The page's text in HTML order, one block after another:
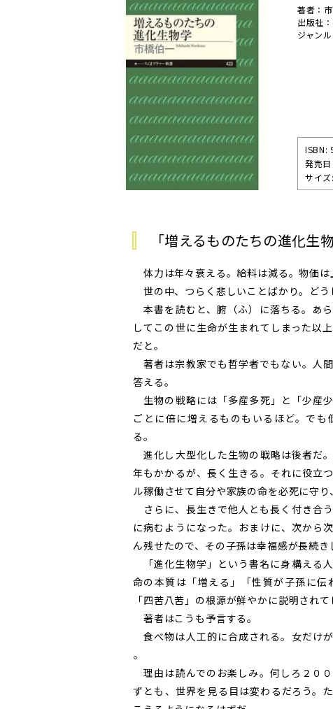
著者：
出版社
ジャン
ISBN:
発売
サイ
「増えるものたちの進化
体力は年々衰える。給料は減る。物価は
世の中、つらく悲しいことばかり。どう
本書を読むと、腑（ふ）に落ちる。あ
してこの世に生命が生まれてしまった以
だと。
著者は宗教家でも哲学者でもない。人
答える。
生物の戦略には「多産多死」と「少産
ごとに倍に増えるものもいるほど。で
る。
進化し大型化した生物の戦略は後者だ
年もかかるが、長く生きる。それに役立
ル稼働させて自分や家族の命を必死に守り
さらに、長生きで他人とも長く付き合
に病むようになった。おまけに、次から
ん残せたので、その子孫は幸福感が長続き
「進化生物学」という書名に身構える
命の本質は「増える」「性質が子孫に
「四苦八苦」の根源が鮮やかに説明されて
著者はこうも予言する。
食べ物は人工的に合成される。女だけ
――。
理由は読んでのお楽しみ。何しろ２０
ずとも、世界を見る目は変わるだろう。